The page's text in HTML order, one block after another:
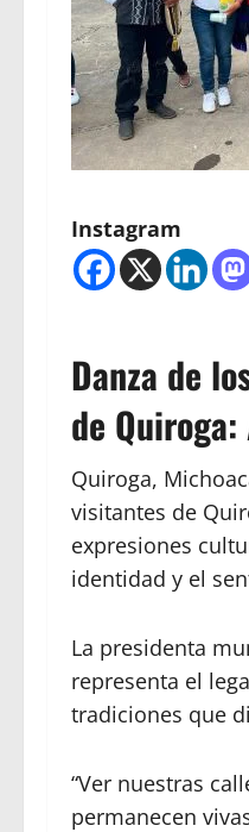
Instagram
Danza de
de Quiroga:
Quiroga,
visitantes de
expresiones
identidad y el
La presidenta
representa el
tradiciones que
“Ver nuestras
permanecen